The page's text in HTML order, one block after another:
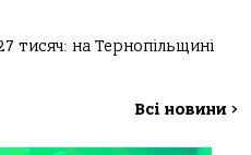
тисяч: на Тернопільщині
Всі новини >